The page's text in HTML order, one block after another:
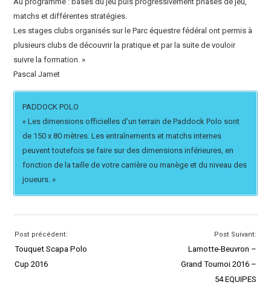
matchs et différentes stratégies.
Les stages clubs organisés sur le Parc équestre fédéral ont permis à
plusieurs clubs de découvrir la pratique et par la suite de vouloir
suivre la formation. »
Pascal Jamet
PADDOCK POLO
« Les dimensions officielles d’un terrain de Paddock Polo sont
de 150 x 80 mètres. Les entraînements et matchs internes
peuvent toutefois se faire sur des dimensions inférieures, en
fonction de la taille de votre carrière ou manège et du niveau des
joueurs. »
Post précédent:
Touquet Scapa Polo
Cup 2016
Post Suivant:
Lamotte-Beuvron –
Grand Tournoi 2016 –
54 EQUIPES